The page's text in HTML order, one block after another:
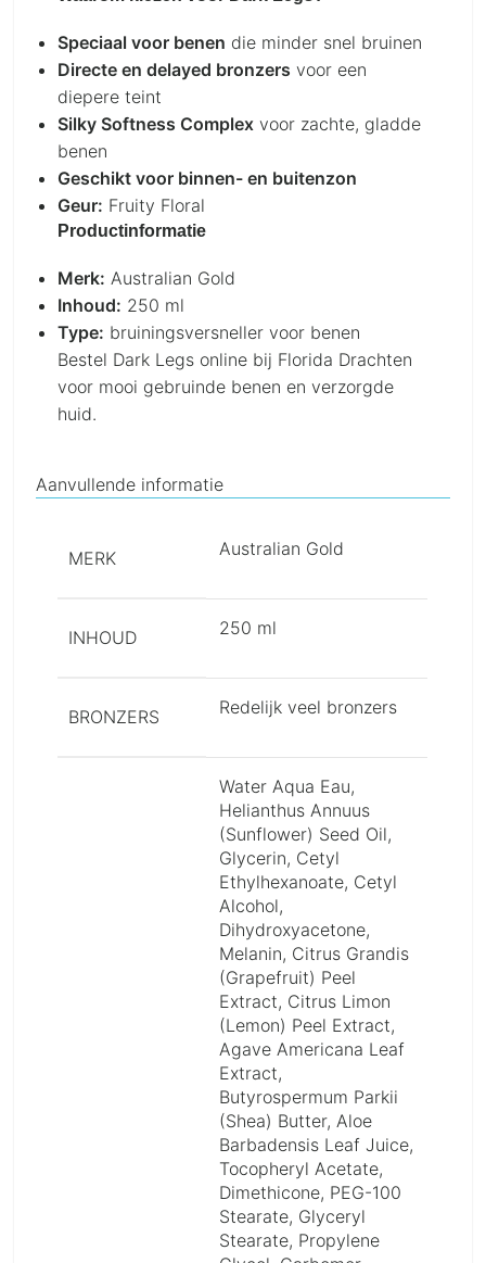
Speciaal voor benen die minder snel bruinen
Directe en delayed bronzers voor een
diepere teint
Silky Softness Complex voor zachte, gladde
benen
Geschikt voor binnen- en buitenzon
Geur: Fruity Floral
Productinformatie
Merk: Australian Gold
Inhoud: 250 ml
Type: bruiningsversneller voor benen
Bestel Dark Legs online bij Florida Drachten
voor mooi gebruinde benen en verzorgde
huid.
Aanvullende informatie
MERK Australian Gold
INHOUD 250 ml
BRONZERS Redelijk veel bronzers
Water Aqua Eau,
Helianthus Annuus
(Sunflower) Seed Oil,
Glycerin, Cetyl
Ethylhexanoate, Cetyl
Alcohol,
Dihydroxyacetone,
Melanin, Citrus Grandis
(Grapefruit) Peel
Extract, Citrus Limon
(Lemon) Peel Extract,
Agave Americana Leaf
Extract,
Butyrospermum Parkii
(Shea) Butter, Aloe
Barbadensis Leaf Juice,
Tocopheryl Acetate,
Dimethicone, PEG-100
Stearate, Glyceryl
Stearate, Propylene